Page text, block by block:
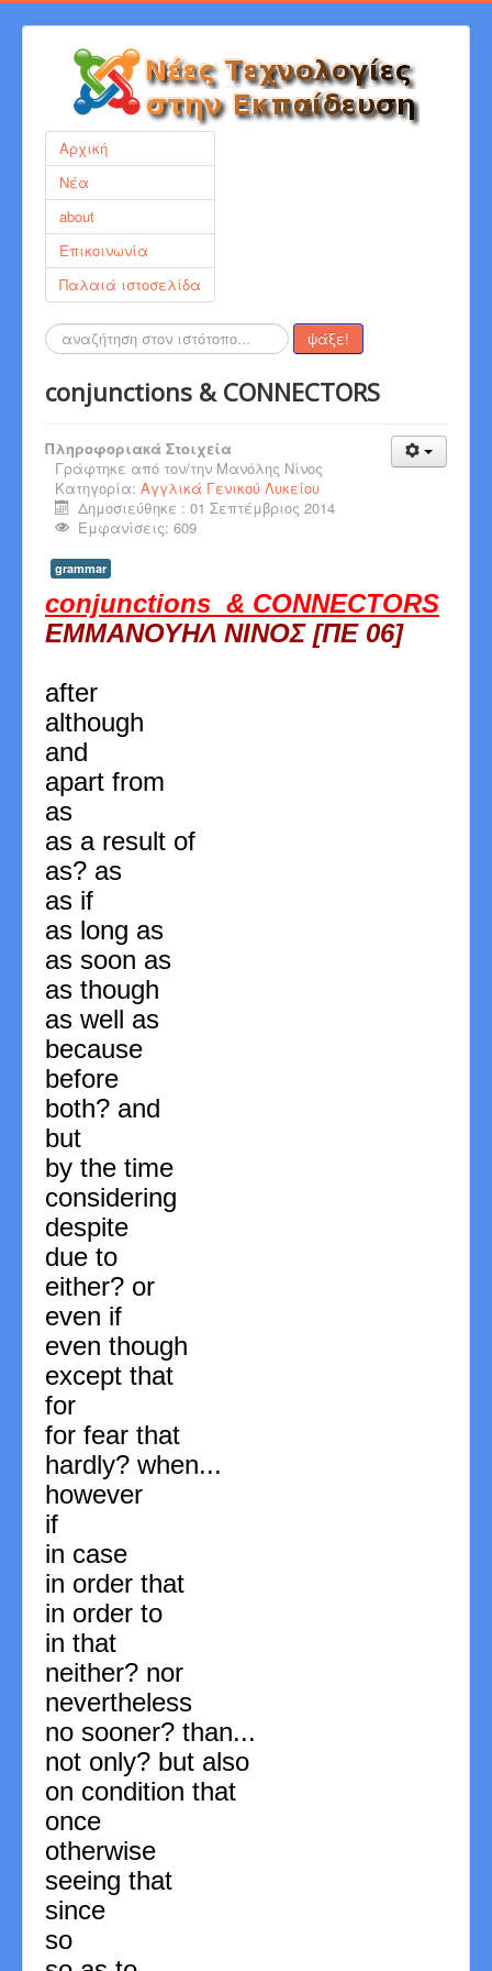
Αρχική
Νέα
about
Επικοινωνία
Παλαιά ιστοσελίδα
Αναζήτηση... ψάξε!
conjunctions & CONNECTORS
Πληροφοριακά Στοιχεία
Γράφτηκε από τον/την Μανόλης Νίνος
Κατηγορία: Αγγλικά Γενικού Λυκείου
Δημοσιεύθηκε : 01 Σεπτέμβριος 2014
Εμφανίσεις: 609
grammar
conjunctions & CONNECTORS
ΕΜΜΑΝΟΥΗΛ ΝΙΝΟΣ [ΠΕ 06]
after
although
and
apart from
as
as a result of
as? as
as if
as long as
as soon as
as though
as well as
because
before
both? and
but
by the time
considering
despite
due to
either? or
even if
even though
except that
for
for fear that
hardly? when...
however
if
in case
in order that
in order to
in that
neither? nor
nevertheless
no sooner? than...
not only? but also
on condition that
once
otherwise
seeing that
since
so